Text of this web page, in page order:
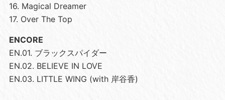
16. Magical Dreamer
17. Over The Top
ENCORE
EN.01. ブラックスパイダー
EN.02. BELIEVE IN LOVE
EN.03. LITTLE WING (with 岸谷香)